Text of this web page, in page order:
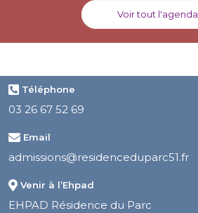
Voir tout l'agenda
Téléphone
03 26 67 52 69
Email
admissions@residenceduparc51.fr
Venir à l’Ehpad
EHPAD Résidence du Parc